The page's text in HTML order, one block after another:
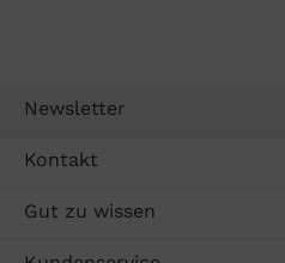
Newsletter
Kontakt
Gut zu wissen